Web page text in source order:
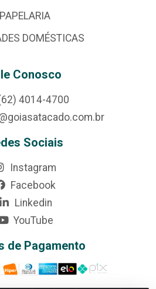
PAPELARIA
DOMÉSTICAS
Conosco
4014-4700
Sociais
Instagram
Facebook
Linkedin
YouTube
de Pagamento